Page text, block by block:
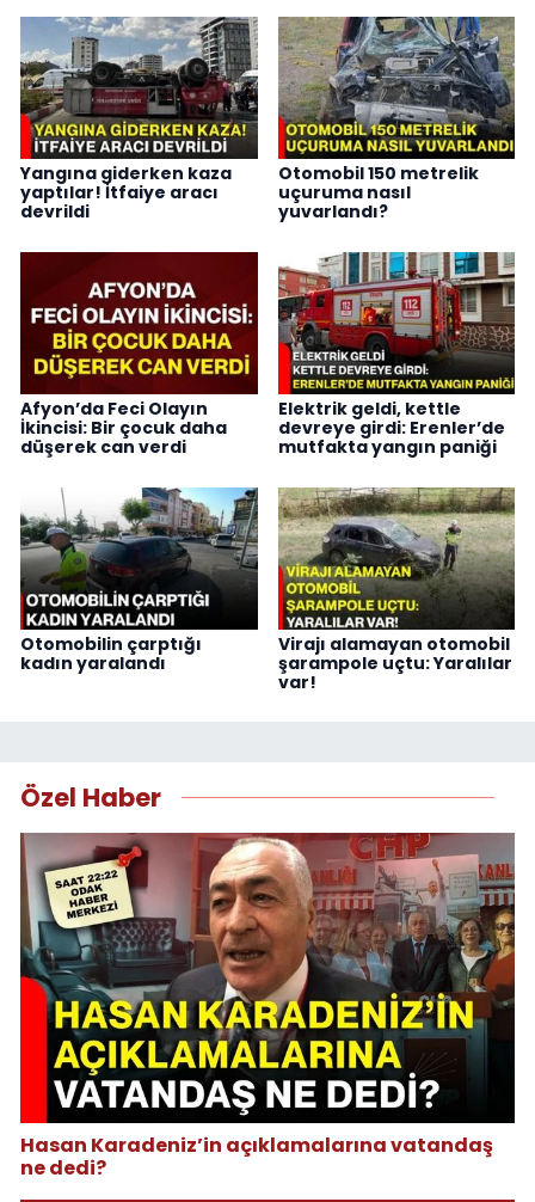
Yangına giderken kaza
yaptılar! İtfaiye aracı
devrildi
Otomobil 150 metrelik
uçuruma nasıl
yuvarlandı?
Afyon’da Feci Olayın
İkincisi: Bir çocuk daha
düşerek can verdi
Elektrik geldi, kettle
devreye girdi: Erenler’de
mutfakta yangın paniği
Otomobilin çarptığı
kadın yaralandı
Virajı alamayan otomobil
şarampole uçtu: Yaralılar
var!
Özel Haber
Hasan Karadeniz’in açıklamalarına vatandaş
ne dedi?